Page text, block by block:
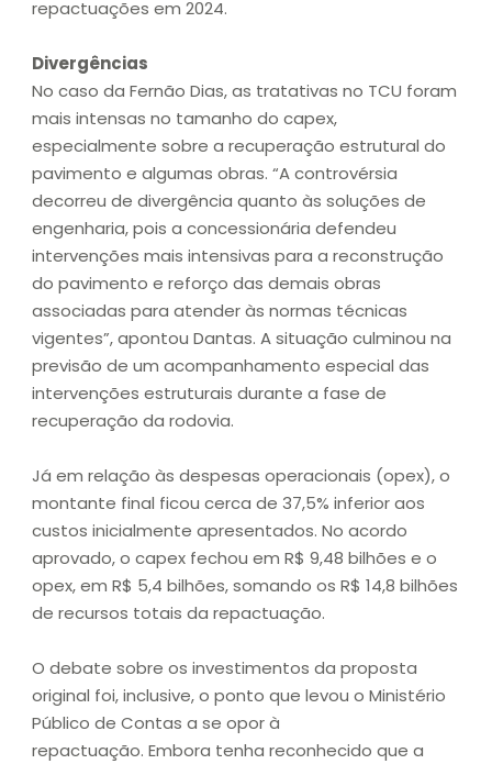
repactuações em 2024.
Divergências
No caso da Fernão Dias, as tratativas no TCU foram
mais intensas no tamanho do capex,
especialmente sobre a recuperação estrutural do
pavimento e algumas obras. “A controvérsia
decorreu de divergência quanto às soluções de
engenharia, pois a concessionária defendeu
intervenções mais intensivas para a reconstrução
do pavimento e reforço das demais obras
associadas para atender às normas técnicas
vigentes”, apontou Dantas. A situação culminou na
previsão de um acompanhamento especial das
intervenções estruturais durante a fase de
recuperação da rodovia.
Já em relação às despesas operacionais (opex), o
montante final ficou cerca de 37,5% inferior aos
custos inicialmente apresentados. No acordo
aprovado, o capex fechou em R$ 9,48 bilhões e o
opex, em R$ 5,4 bilhões, somando os R$ 14,8 bilhões
de recursos totais da repactuação.
O debate sobre os investimentos da proposta
original foi, inclusive, o ponto que levou o Ministério
Público de Contas a se opor à
repactuação. Embora tenha reconhecido que a